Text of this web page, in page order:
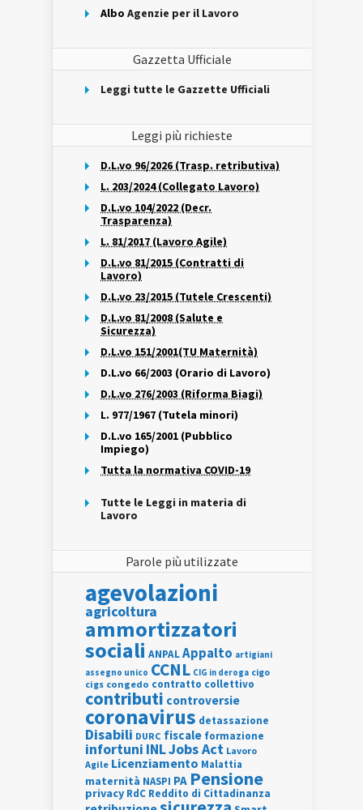
Albo Agenzie per il Lavoro
Gazzetta Ufficiale
Leggi tutte le Gazzette Ufficiali
Leggi più richieste
D.L.vo 96/2026 (Trasp. retributiva)
L. 203/2024 (Collegato Lavoro)
D.L.vo 104/2022 (Decr.
Trasparenza)
L. 81/2017 (Lavoro Agile)
D.L.vo 81/2015 (Contratti di
Lavoro)
D.L.vo 23/2015 (Tutele Crescenti)
D.L.vo 81/2008 (Salute e
Sicurezza)
D.L.vo 151/2001(TU Maternità)
D.L.vo 66/2003 (Orario di Lavoro)
D.L.vo 276/2003 (Riforma Biagi)
L. 977/1967 (Tutela minori)
D.L.vo 165/2001 (Pubblico
Impiego)
Tutta la normativa COVID-19
Tutte le Leggi in materia di
Lavoro
Parole più utilizzate
agevolazioni
agricoltura
ammortizzatori
sociali ANPALAppalto artigiani
assegno unico CCNL CIG in deroga cigo
cigs congedo contratto collettivo
contributi controversie
coronavirus detassazione
Disabili DURC fiscale formazione
infortuni INLJobs Act Lavoro
Agile Licenziamento Malattia
maternità NASPI PA Pensione
privacy RdC Reddito di Cittadinanza